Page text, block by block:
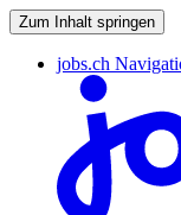
Zum Inhalt springen
jobs.ch